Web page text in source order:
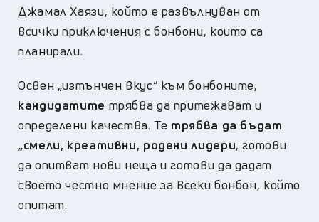
Джамал Хаязи, който е развълнуван от
всички приключения с бонбони, които са
планирали.
Освен „изтънчен вкус“ към бонбоните,
кандидатите трябва да притежават и
определени качества. Те трябва да бъдат
„смели, креативни, родени лидери, готови
да опитват нови неща и готови да дадат
своето честно мнение за всеки бонбон, който
опитат.